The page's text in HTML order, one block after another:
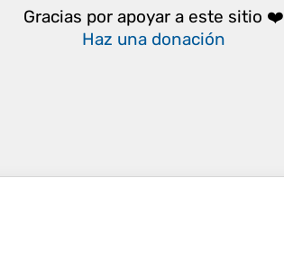
Gracias por apoyar a este sitio ❤️
Haz una donación